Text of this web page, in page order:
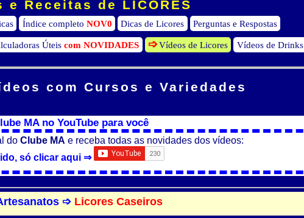
e Receitas de LICORES
Índice completo NOV0 Dicas de Licores Perguntas e Respostas
Úteiscom NOVIDADES Vídeos de Licores Vídeos de Drinks
com Cursos e Variedades
MA no YouTube para você
doClube MA e receba todas as novidades dos vídeos:
só clicar aqui ⇒
➩ Licores Caseiros